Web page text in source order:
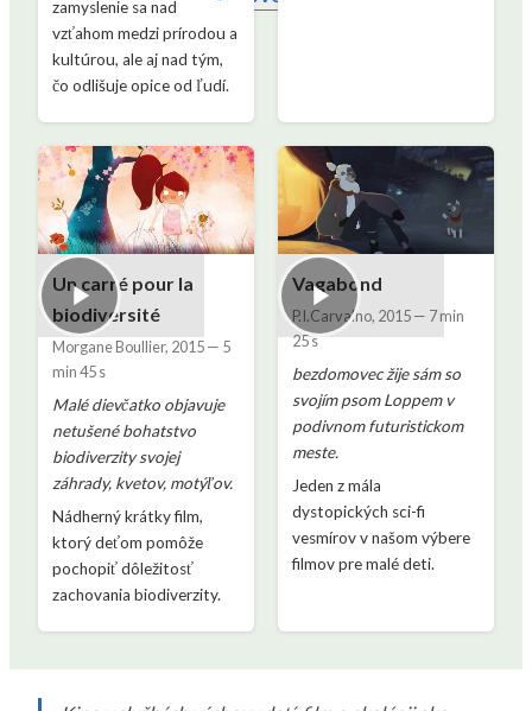
zamyslenie sa nad
vzťahom medzi prírodou a
kultúrou, ale aj nad tým,
čo odlišuje opice od ľudí.
Un carré pour la
biodiversité
Morgane Boullier, 2015— 5
min 45 s
Malé dievčatko objavuje
netušené bohatstvo
biodiverzity svojej
záhrady, kvetov, motýľov.
Nádherný krátky film,
ktorý deťom pomôže
pochopiť dôležitosť
zachovania biodiverzity.
Vagabond
P.I.Carvalho, 2015— 7 min
25 s
bezdomovec žije sám so
svojím psom Loppem v
podivnom futuristickom
meste.
Jeden z mála
dystopických sci-fi
vesmírov v našom výbere
filmov pre malé deti.